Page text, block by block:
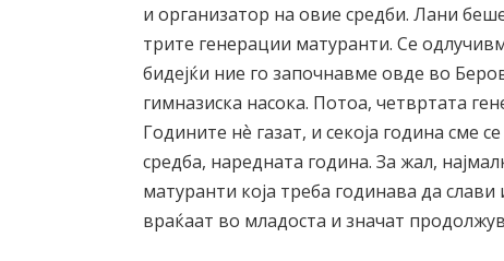
и организатор на овие средби. Лани
трите генерации матуранти. Се
бидејќи ние го започнавме овде во
гимназиска насока. Потоа, четвртата
Годините нѐ газат, и секоја година сме
средба, наредната година. За жал,
матуранти која треба годинава да
враќаат во младоста и значат